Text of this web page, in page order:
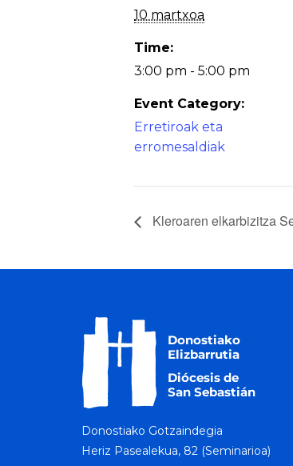
10 martxoa
Time:
3:00 pm - 5:00 pm
Event Category:
Erretiroak eta
erromesaldiak
Kleroaren elkarbizitza
Donostiako Gotzaindegia
Heriz Pasealekua, 82 (Seminarioa)